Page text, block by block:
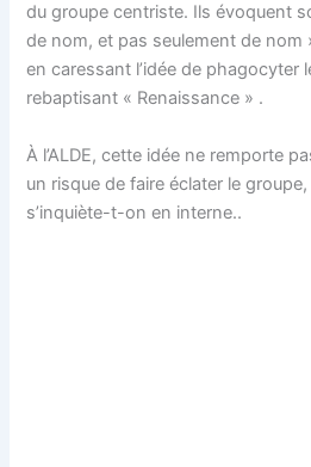
du groupe centriste. Ils évoquent
de nom, et pas seulement de
en caressant l’idée de phagocyter
rebaptisant « Renaissance » .
À l’ALDE, cette idée ne remporte
un risque de faire éclater le
s’inquiète-t-on en interne..